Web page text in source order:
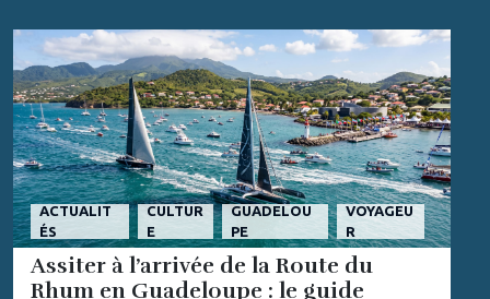
ACTUALIT
ÉS
CULTUR
E
GUADELOU
PE
VOYAGEU
R
Assiter à l’arrivée de la Route du
Rhum en Guadeloupe : le guide